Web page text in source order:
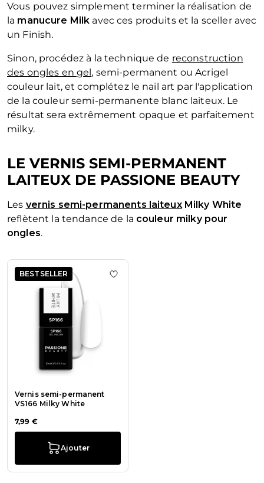
Vous pouvez simplement terminer la réalisation de
la manucure Milk avec ces produits et la sceller avec
un Finish.
Sinon, procédez à la technique de reconstruction
des ongles en gel , semi-permanent ou Acrigel
couleur lait, et complétez le nail art par l'application
de la couleur semi-permanente blanc laiteux. Le
résultat sera extrêmement opaque et parfaitement
milky.
LE VERNIS SEMI-PERMANENT
LAITEUX DE PASSIONE BEAUTY
Les vernis semi-permanents laiteux Milky White
reflètent la tendance de la couleur milky pour
ongles.
La navigation entre les éléments du carrousel est possible
Appuyez pour passer le carrousel
BESTSELLER
Vernis semi-permanent
VS166 Milky White
7,99 €
Ajouter
Ajouter à la liste de souhaits